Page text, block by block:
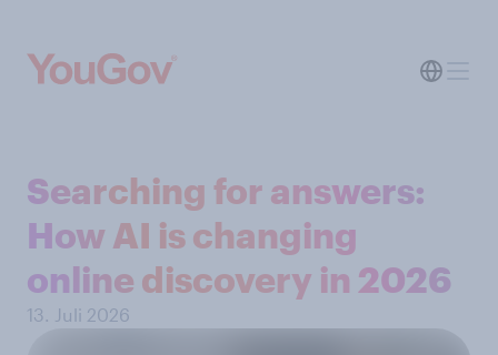
Searching for answers:
How AI is changing
online discovery in 2026
13. Juli 2026